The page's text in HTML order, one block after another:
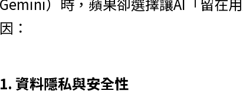
因：
1. 資料隱私與安全性